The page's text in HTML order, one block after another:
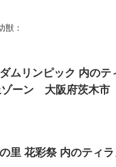
獣：
ムリンピック 内のテ
ーン 大阪府茨木市
里 花彩祭 内のティ